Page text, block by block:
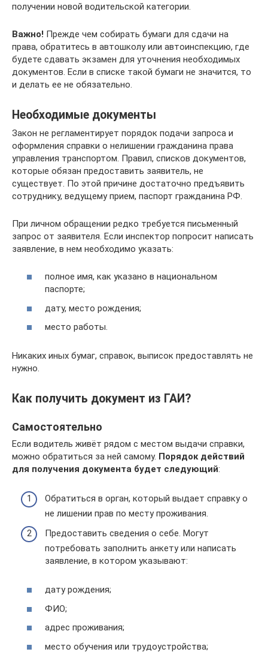
получении новой водительской категории.
Важно! Прежде чем собирать бумаги для сдачи на
права, обратитесь в автошколу или автоинспекцию, где
будете сдавать экзамен для уточнения необходимых
документов. Если в списке такой бумаги не значится, то
и делать ее не обязательно.
Необходимые документы
Закон не регламентирует порядок подачи запроса и
оформления справки о нелишении гражданина права
управления транспортом. Правил, списков документов,
которые обязан предоставить заявитель, не
существует. По этой причине достаточно предъявить
сотруднику, ведущему прием, паспорт гражданина РФ.
При личном обращении редко требуется письменный
запрос от заявителя. Если инспектор попросит написать
заявление, в нем необходимо указать:
полное имя, как указано в национальном
паспорте;
дату, место рождения;
место работы.
Никаких иных бумаг, справок, выписок предоставлять не
нужно.
Как получить документ из ГАИ?
Самостоятельно
Если водитель живёт рядом с местом выдачи справки,
можно обратиться за ней самому. Порядок действий
для получения документа будет следующий:
Обратиться в орган, который выдает справку о
не лишении прав по месту проживания.
Предоставить сведения о себе. Могут
потребовать заполнить анкету или написать
заявление, в котором указывают:
дату рождения;
ФИО;
адрес проживания;
место обучения или трудоустройства;